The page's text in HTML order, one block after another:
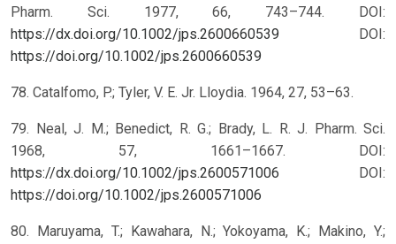
Pharm. Sci. 1977, 66, 743–744. DOI:
https://dx.doi.org/10.1002/jps.2600660539
DOI:
https://doi.org/10.1002/jps.2600660539
78. Catalfomo, P.; Tyler, V. E. Jr. Lloydia. 1964, 27, 53–63.
79. Neal, J. M.; Benedict, R. G.; Brady, L. R. J. Pharm. Sci.
1968, 57, 1661–1667. DOI:
https://dx.doi.org/10.1002/jps.2600571006
DOI:
https://doi.org/10.1002/jps.2600571006
80. Maruyama, T.; Kawahara, N.; Yokoyama, K.; Makino, Y.;